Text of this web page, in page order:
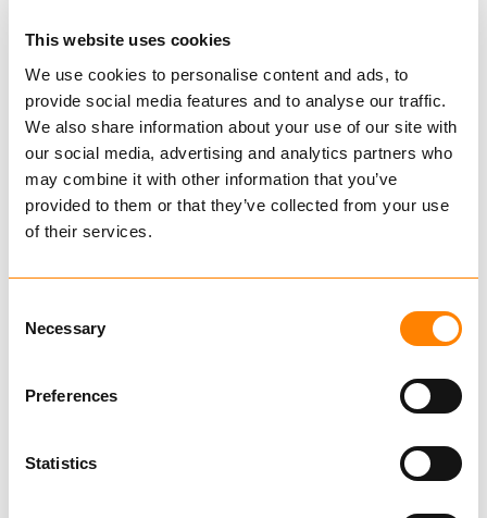
This website uses cookies
We use cookies to personalise content and ads, to
provide social media features and to analyse our traffic.
We also share information about your use of our site with
our social media, advertising and analytics partners who
may combine it with other information that you’ve
provided to them or that they’ve collected from your use
of their services.
Selection
Necessary
Preferences
Statistics
KORTLENKET
USERTIFISERT
KJETTING G40
GALVANISERT
KJØP
Sammenligne
KJETTINGREDSKAP G80